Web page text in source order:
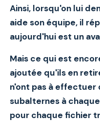
Ainsi, lorsqu'on lui
aide son équipe, il
aujourd'hui est un
Mais ce qui est
ajoutée qu'ils en
n'ont pas à
subalternes à
pour chaque fichier